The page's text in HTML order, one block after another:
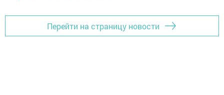
Перейти на страницу новости